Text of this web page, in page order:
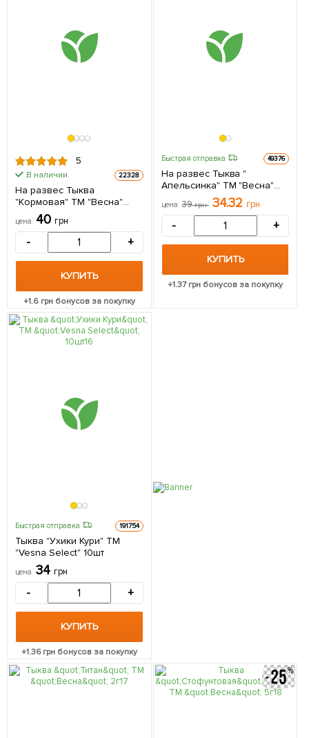
5
В наличии. 22328
На развес Тыква
"Кормовая" ТМ "Весна"
цена за 10г
цена 40 грн
- +
КУПИТЬ
+1.6 грн бонусов за покупку
Быстрая отправка 49376
На развес Тыква "
Апельсинка" ТМ "Весна"
цена за 15г
цена 39грн 34.32 грн
- +
КУПИТЬ
+1.37грн бонусов за покупку
Быстрая отправка 191754
Тыква "Ухики Кури" ТМ
"Vesna Select" 10шт
цена 34 грн
- +
КУПИТЬ
+1.36грн бонусов за покупку